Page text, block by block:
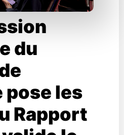
du
pose les
Rapport